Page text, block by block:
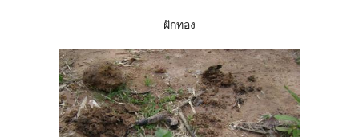
ฝักทอง